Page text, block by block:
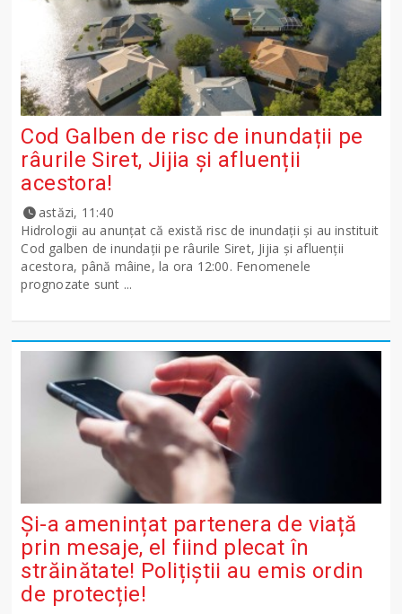
Cod Galben de risc de inundații pe
râurile Siret, Jijia și afluenții
acestora!
astăzi, 11:40
Hidrologii au anunțat că există risc de inundații și au instituit
Cod galben de inundații pe râurile Siret, Jijia și afluenții
acestora, până mâine, la ora 12:00. Fenomenele
prognozate sunt ...
Și-a amenințat partenera de viață
prin mesaje, el fiind plecat în
străinătate! Polițiștii au emis ordin
de protecție!